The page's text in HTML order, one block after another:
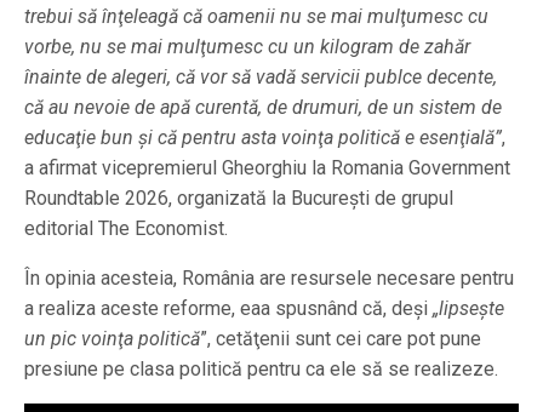
trebui să înţeleagă că oamenii nu se mai mulţumesc cu
vorbe, nu se mai mulţumesc cu un kilogram de zahăr
înainte de alegeri, că vor să vadă servicii publce decente,
că au nevoie de apă curentă, de drumuri, de un sistem de
educaţie bun şi că pentru asta voinţa politică e esenţială”,
a afirmat vicepremierul Gheorghiu la Romania Government
Roundtable 2026, organizată la Bucureşti de grupul
editorial The Economist.
În opinia acesteia, România are resursele necesare pentru
a realiza aceste reforme, eaa spusnând că, deşi „lipseşte
un pic voinţa politică”, cetăţenii sunt cei care pot pune
presiune pe clasa politică pentru ca ele să se realizeze.